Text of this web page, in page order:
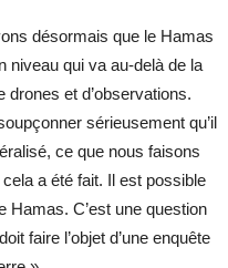
désormais que le Hamas
niveau qui va au-delà de la
drones et d’observations.
sérieusement qu’il
ce que nous faisons
a été fait. Il est possible
Hamas. C’est une question
faire l’objet d’une enquête